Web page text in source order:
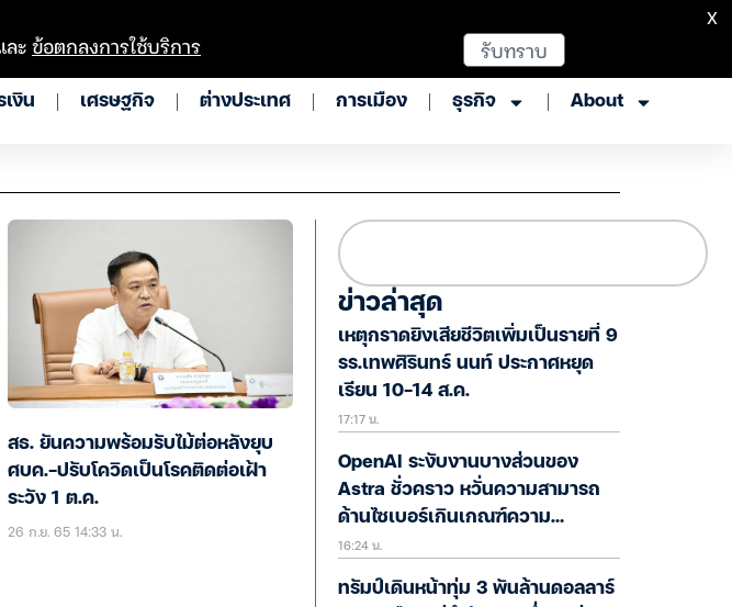
เงิน เศรษฐกิจ ต่างประเทศ การเมือง ธุรกิจ About
สธ. ยันความพร้อมรับไม้ต่อหลังยุบ
ศบค.-ปรับโควิดเป็นโรคติดต่อเฝ้า
ระวัง 1 ต.ค.
26 ก.ย. 65 14:33 น.
ข่าวล่าสุด
เหตุกราดยิงเสียชีวิตเพิ่มเป็นรายที่ 9
รร.เทพศิรินทร์ นนท์ ประกาศหยุด
เรียน 10-14 ส.ค.
17:17 น.
OpenAI ระงับงานบางส่วนของ
Astra ชั่วคราว หวั่นความสามารถ
ด้านไซเบอร์เกินเกณฑ์ความ
ปลอดภัย
16:24 น.
ทรัมป์เดินหน้าทุ่ม 3 พันล้านดอลลาร์
ละข้อตกลงการใช้บริการ รับทราบ
X